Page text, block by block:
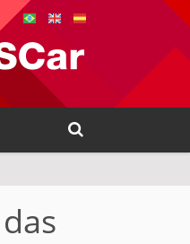
Busca
Busca Avançada…